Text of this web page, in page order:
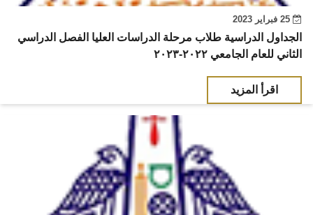
الجداول الدراسية طلاب مرحلة الدراسات العليا الفصل الدراسي
الثاني للعام الجامعي ٢٠٢٢-٢٠٢٣
اقرأ المزيد